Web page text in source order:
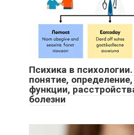
Психика в
понятие,
функции,
болезни